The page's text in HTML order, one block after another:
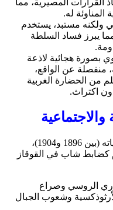
القرارات المصيرية، مما
له.
ولكنه مستبد، يستخدم
يبرز فساد السلطة
بصورة هجائية لاذعة
عن الواقع،
من الحضارة الغربية
اكتراث.
كتب تولستوي هذه الرواية في أواخر حياته (بين 1896 و1904)،
كضابط شاب في القوقاز
الروسي وصراع
وشعوب الجبال